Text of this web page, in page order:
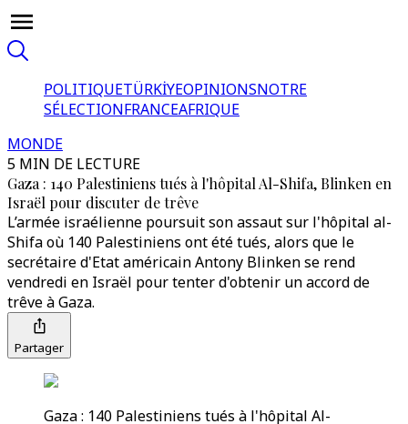
POLITIQUETÜRKİYEOPINIONSNOTRE
SÉLECTIONFRANCEAFRIQUE
MONDE
5 MIN DE LECTURE
Gaza : 140 Palestiniens tués à l'hôpital Al-Shifa, Blinken en
Israël pour discuter de trêve
L’armée israélienne poursuit son assaut sur l'hôpital al-
Shifa où 140 Palestiniens ont été tués, alors que le
secrétaire d'Etat américain Antony Blinken se rend
vendredi en Israël pour tenter d'obtenir un accord de
trêve à Gaza.
Partager
Gaza : 140 Palestiniens tués à l'hôpital Al-